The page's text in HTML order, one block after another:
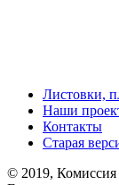
Листовки,
Наши
Контакты
Старая
© 2019, Комиссия